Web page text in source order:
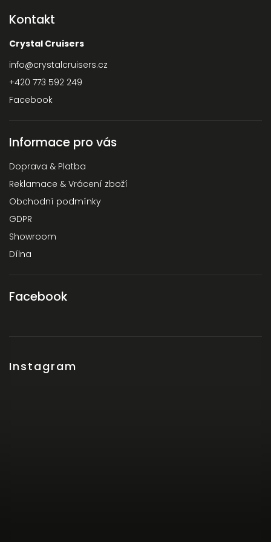
Kontakt
Crystal Cruisers
info@crystalcruisers.cz
+420 773 592 249
Facebook
Informace pro vás
Doprava & Platba
Reklamace & Vrácení zboží
Obchodní podmínky
GDPR
Showroom
Dílna
Facebook
Instagram